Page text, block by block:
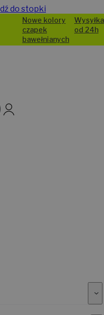
do stopki
Nowe kolory
czapek
bawełnianych
Wysyłka
od 24h